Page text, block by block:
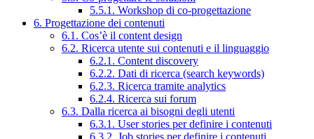
5.5.1. Workshop di co-progettazione
6. Progettazione dei contenuti
6.1. Cos’è il content design
6.2. Ricerca utente sui contenuti e il linguaggio
6.2.1. Content discovery
6.2.2. Dati di ricerca (search keywords)
6.2.3. Ricerca tramite analytics
6.2.4. Ricerca sui forum
6.3. Dalla ricerca ai bisogni degli utenti
6.3.1. User stories per definire i contenuti
6.3.2. Job stories per definire i contenuti